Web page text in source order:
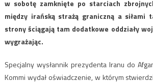
w sobotę zamknięte po starciach
między irańską strażą graniczną a siłami
strony ściągają tam dodatkowe oddziały
wygrażając.
Specjalny wysłannik prezydenta Iranu do
Kommi wydał oświadczenie, w którym